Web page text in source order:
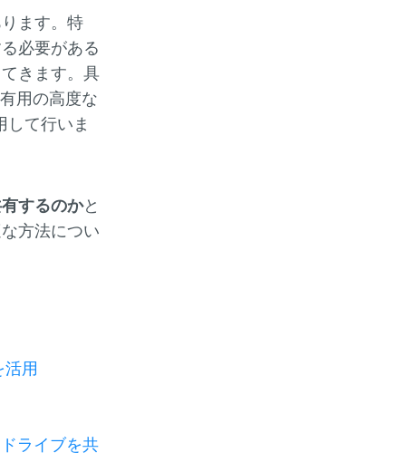
ます。特
必要がある
きます。具
用の高度な
して行いま
するのかと
方法につい
用
ライブを共